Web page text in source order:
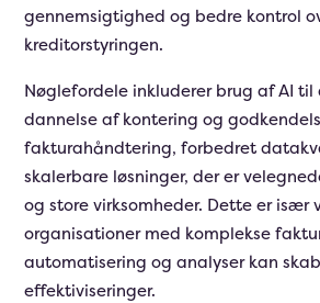
gennemsigtighed og bedre kontrol
kreditorstyringen.
Nøglefordele inkluderer brug af AI
dannelse af kontering og
fakturahåndtering, forbedret
skalerbare løsninger, der er
og store virksomheder. Dette er
organisationer med komplekse
automatisering og analyser kan
effektiviseringer.